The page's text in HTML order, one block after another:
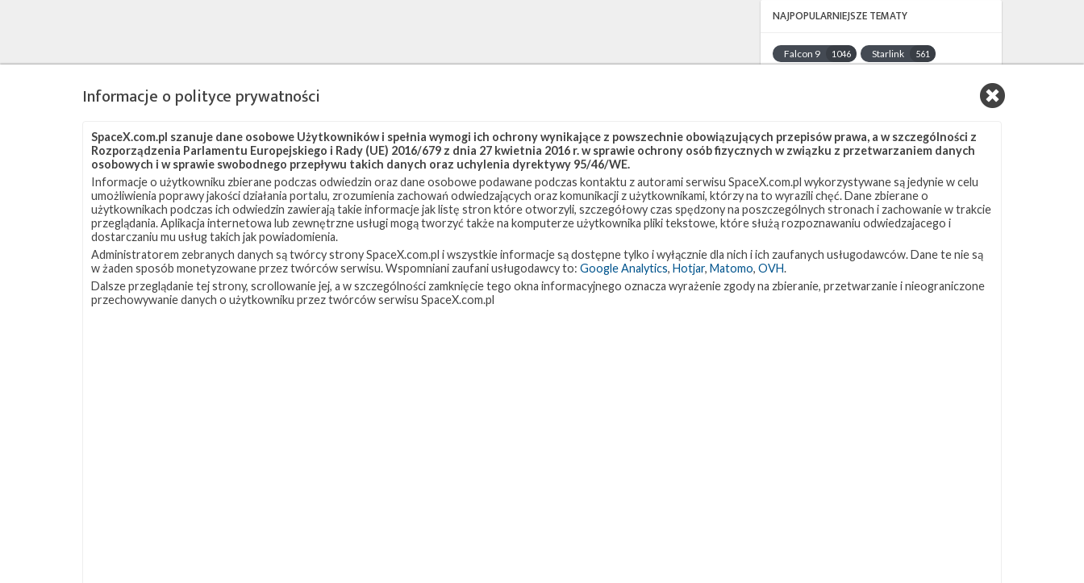
NAJPOPULARNIEJSZE TEMATY
Falcon 9 1046 Starlink 561
JRTI 214 ASOG 181
Starship 107 Landing Zone 1 96
Loty załogowe 95 ISS 93
ZAPRZYJAŹNIONE STRONY
Kosmogadka
Informacje o polityce prywatności
SpaceX.com.pl szanuje dane osobowe Użytkowników i spełnia wymogi ich ochrony wynikające z powszechnie obowiązujących przepisów prawa, a w szczególności z
Rozporządzenia Parlamentu Europejskiego i Rady (UE) 2016/679 z dnia 27 kwietnia 2016 r. w sprawie ochrony osób fizycznych w związku z przetwarzaniem danych
osobowych i w sprawie swobodnego przepływu takich danych oraz uchylenia dyrektywy 95/46/WE.
Informacje o użytkowniku zbierane podczas odwiedzin oraz dane osobowe podawane podczas kontaktu z autorami serwisu SpaceX.com.pl wykorzystywane są jedynie w celu
umożliwienia poprawy jakości działania portalu, zrozumienia zachowań odwiedzających oraz komunikacji z użytkownikami, którzy na to wyrazili chęć. Dane zbierane o
użytkownikach podczas ich odwiedzin zawierają takie informacje jak listę stron które otworzyli, szczegółowy czas spędzony na poszczególnych stronach i zachowanie w trakcie
przeglądania. Aplikacja internetowa lub zewnętrzne usługi mogą tworzyć także na komputerze użytkownika pliki tekstowe, które służą rozpoznawaniu odwiedzajacego i
dostarczaniu mu usług takich jak powiadomienia.
Administratorem zebranych danych są twórcy strony SpaceX.com.pl i wszystkie informacje są dostępne tylko i wyłącznie dla nich i ich zaufanych usługodawców. Dane te nie są
w żaden sposób monetyzowane przez twórców serwisu. Wspomniani zaufani usługodawcy to: Google Analytics, Hotjar, Matomo, OVH.
Dalsze przeglądanie tej strony, scrollowanie jej, a w szczególności zamknięcie tego okna informacyjnego oznacza wyrażenie zgody na zbieranie, przetwarzanie i nieograniczone
przechowywanie danych o użytkowniku przez twórców serwisu SpaceX.com.pl